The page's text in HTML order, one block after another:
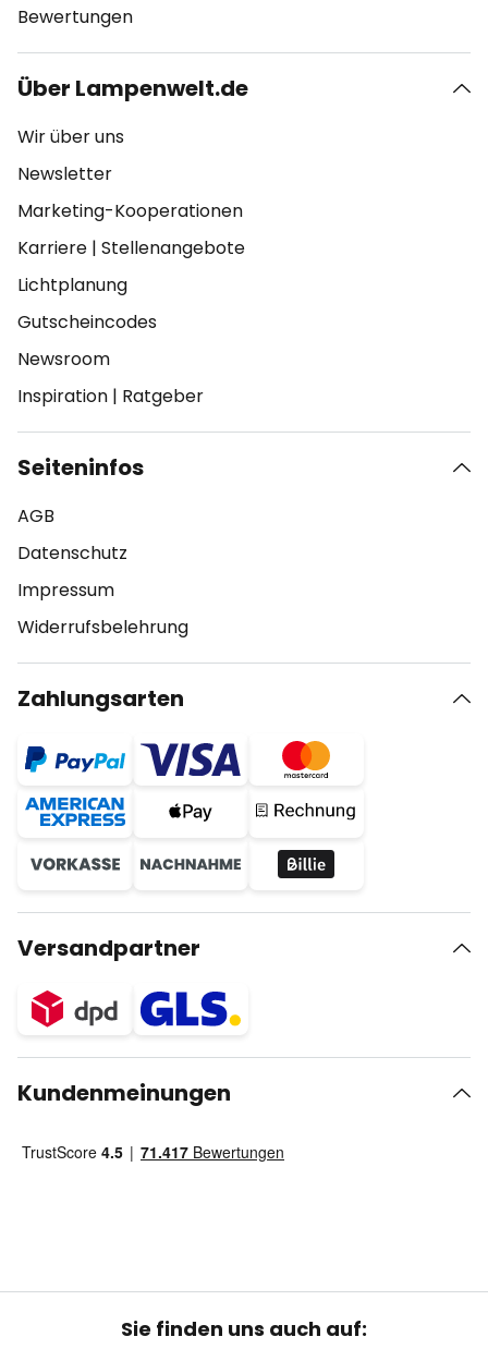
Bewertungen
Über Lampenwelt.de
Wir über uns
Newsletter
Marketing-Kooperationen
Karriere | Stellenangebote
Lichtplanung
Gutscheincodes
Newsroom
Inspiration | Ratgeber
Seiteninfos
AGB
Datenschutz
Impressum
Widerrufsbelehrung
Zahlungsarten
Versandpartner
Kundenmeinungen
Sie finden uns auch auf: